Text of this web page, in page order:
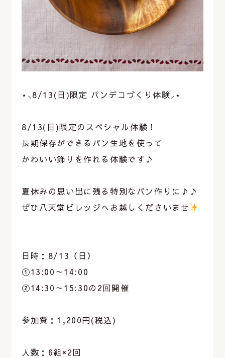
⋆⸜8/13(日)限定 パンデコづくり体験⸝‍⋆
8/13(日)限定のスペシャル体験！
長期保存ができるパン生地を使って
かわいい飾りを作れる体験です♪
夏休みの思い出に残る特別なパン作りに♪♪
ぜひ八天堂ビレッジへお越しくださいませ
日時：8/13（日）
①13:00～14:00
②14:30～15:30の2回開催
参加費：1,200円(税込)
人数：6組×2回